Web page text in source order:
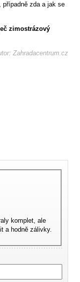
, případně zda a jak se
zimostrázový
Zahradacentrum.cz
komplet, ale
a hodně zálivky.